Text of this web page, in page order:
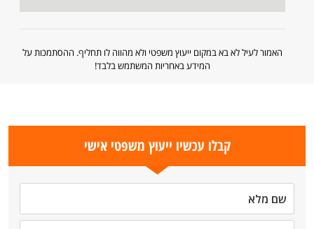
האמור לעיל לא בא במקום ייעוץ משפטי ולא מהווה לו תחליף. ההסתמכות על
המידע באחריות המשתמש בלבד!
קבלו עכשיו ייעוץ משפטי אישי